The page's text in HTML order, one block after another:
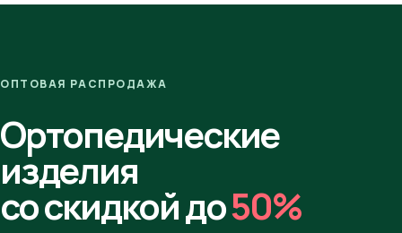
ОПТОВАЯ РАСПРОДАЖА
Ортопедические
изделия
со скидкой до50%